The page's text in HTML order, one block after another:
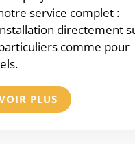
service complet :
directement
comme pour
PLUS